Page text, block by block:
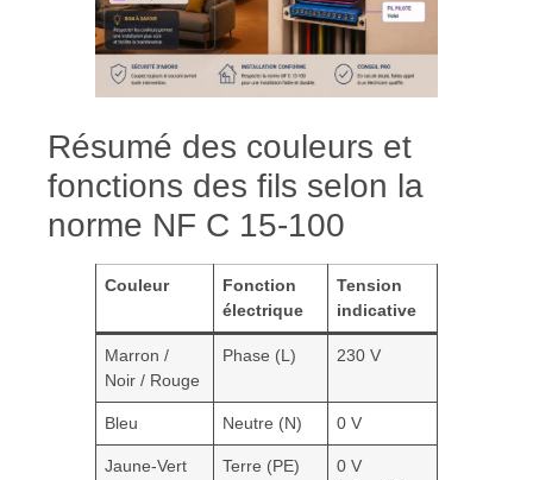
Résumé des couleurs et
fonctions des fils selon la
norme NF C 15-100
Couleur
Fonction
électrique
Tension
indicative
Marron /
Noir / Rouge
Phase (L) 230 V
Bleu Neutre (N) 0 V
Jaune-Vert Terre (PE)
0 V